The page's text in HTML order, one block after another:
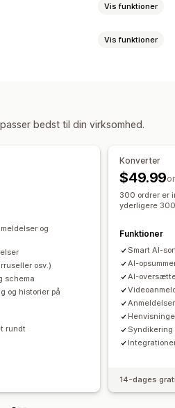
Vis funktioner
fra anmeldelser
sociale medier
Henvisninger
af anmeldelser
Automatiseringer
Vis funktioner
bedst til din virksomhed.
og
osv.)
schema
og historier på
rundt
Konverter
$49.99
300 ordrer er
yderligere
Funktioner
Smart AI-
AI-
AI-
Syndikering
14-dages